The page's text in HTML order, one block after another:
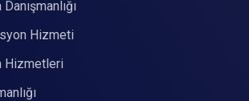
Hizmeti
Hizmetleri